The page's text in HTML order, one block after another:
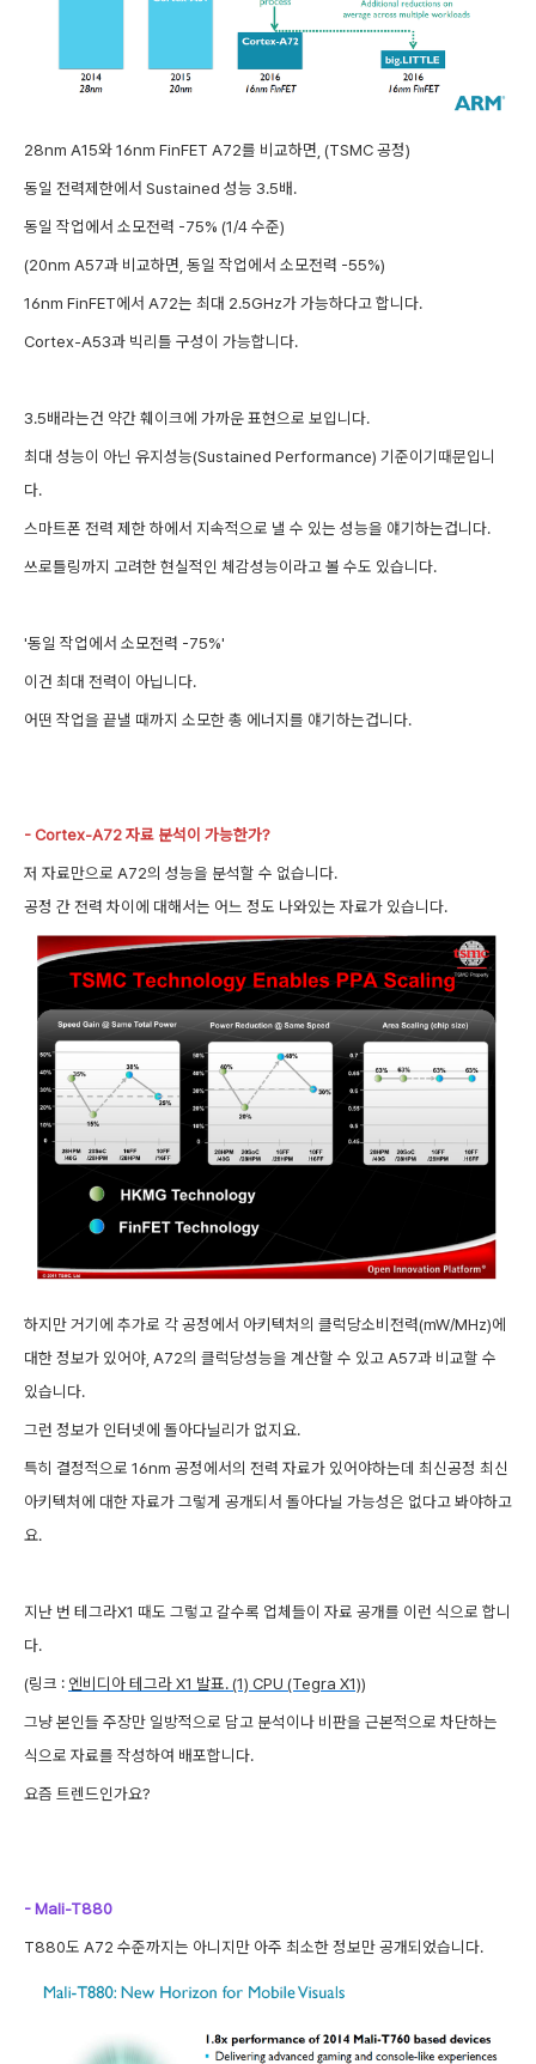
28nm A15와 16nm FinFET A72를 비교하면, (TSMC 공정)
동일 전력제한에서 Sustained 성능 3.5배.
동일 작업에서 소모전력 -75% (1/4 수준)
(20nm A57과 비교하면, 동일 작업에서 소모전력 -55%)
16nm FinFET에서 A72는 최대 2.5GHz가 가능하다고 합니다.
Cortex-A53과 빅리틀 구성이 가능합니다.
3.5배라는건 약간 훼이크에 가까운 표현으로 보입니다.
최대 성능이 아닌 유지성능(Sustained Performance) 기준이기때문입니
다.
스마트폰 전력 제한 하에서 지속적으로 낼 수 있는 성능을 얘기하는겁니다.
쓰로틀링까지 고려한 현실적인 체감성능이라고 볼 수도 있습니다.
'동일 작업에서 소모전력 -75%'
이건 최대 전력이 아닙니다.
어떤 작업을 끝낼 때까지 소모한 총 에너지를 얘기하는겁니다.
- Cortex-A72 자료 분석이 가능한가?
저 자료만으로 A72의 성능을 분석할 수 없습니다.
공정 간 전력 차이에 대해서는 어느 정도 나와있는 자료가 있습니다.
하지만 거기에 추가로 각 공정에서 아키텍처의 클럭당소비전력(mW/MHz)에
대한 정보가 있어야, A72의 클럭당성능을 계산할 수 있고 A57과 비교할 수
있습니다.
그런 정보가 인터넷에 돌아다닐리가 없지요.
특히 결정적으로 16nm 공정에서의 전력 자료가 있어야하는데 최신공정 최신
아키텍처에 대한 자료가 그렇게 공개되서 돌아다닐 가능성은 없다고 봐야하고
요.
지난 번 테그라X1 때도 그렇고 갈수록 업체들이 자료 공개를 이런 식으로 합니
다.
(링크 : 엔비디아 테그라 X1 발표. (1) CPU (Tegra X1))
그냥 본인들 주장만 일방적으로 담고 분석이나 비판을 근본적으로 차단하는
식으로 자료를 작성하여 배포합니다.
요즘 트렌드인가요?
- Mali-T880
T880도 A72 수준까지는 아니지만 아주 최소한 정보만 공개되었습니다.